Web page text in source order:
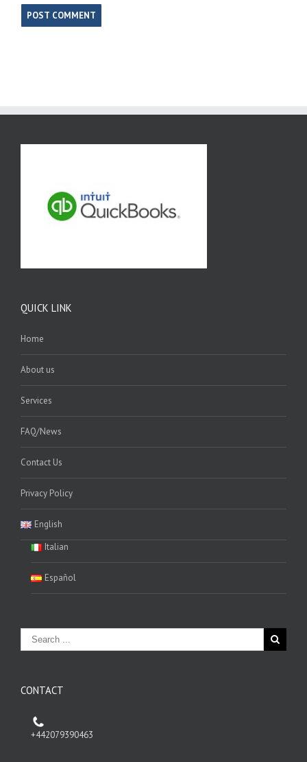
QUICK LINK
Home
About us
Services
FAQ/News
Contact Us
Privacy Policy
English
Italian
Español
CONTACT
+442079390463